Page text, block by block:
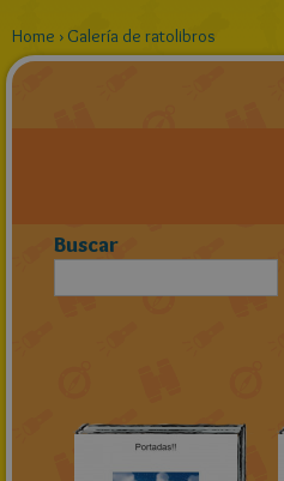
Home › Galería de ratolibros
Buscar